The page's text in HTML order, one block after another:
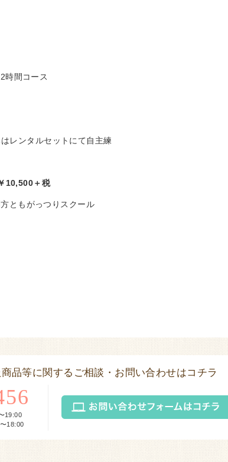
時間コース
レンタルセットにて自主練
10,500＋税
ともがっつりスクール
品等に関するご相談・お問い合わせはコチラ
19:00
18:00